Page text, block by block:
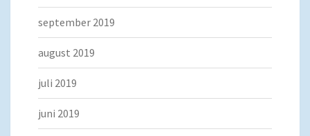
september 2019
august 2019
juli 2019
juni 2019